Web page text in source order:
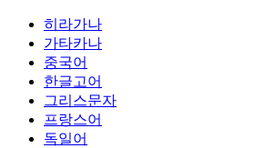
히라가나
가타카나
중국어
한글고어
그리스문자
프랑스어
독일어